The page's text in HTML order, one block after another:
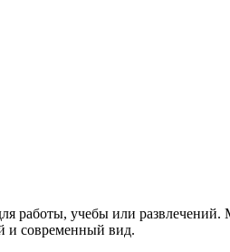
работы, учебы или
и современный вид.